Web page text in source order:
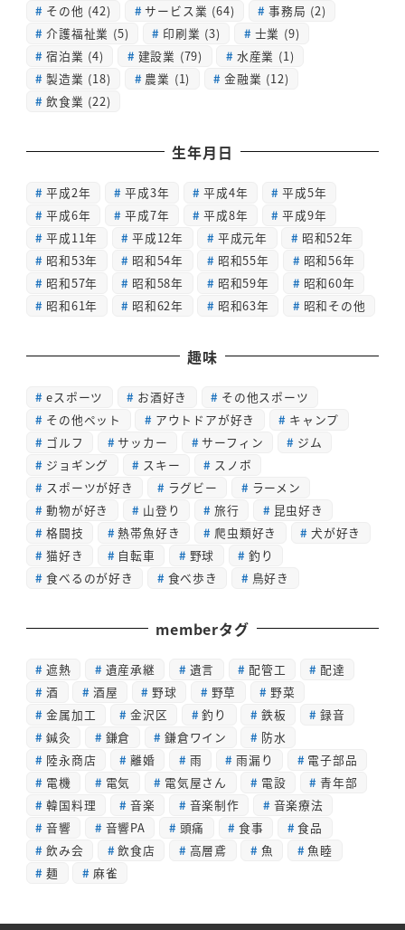
その他 (42) サービス業 (64) 事務局 (2)
介護福祉業 (5) 印刷業 (3) 士業 (9)
宿泊業 (4) 建設業 (79) 水産業 (1)
製造業 (18) 農業 (1) 金融業 (12)
飲食業 (22)
生年月日
平成2年 平成3年 平成4年
平成5年
平成6年
平成7年 平成8年
平成9年
平成11年
平成12年 平成元年
昭和52年
昭和53年
昭和54年 昭和55年
昭和56年
昭和57年
昭和58年 昭和59年
昭和60年
昭和61年
昭和62年 昭和63年 昭和その他
趣味
eスポーツ お酒好き
その他スポーツ
その他ペット
アウトドアが好き
キャンプ
ゴルフ
サッカー サーフィン
ジム
ジョギング
スキー
スノボ
スポーツが好き
ラグビー
ラーメン
動物が好き
山登り 旅行
昆虫好き
格闘技
熱帯魚好き 爬虫類好き
犬が好き
猫好き
自転車 野球
釣り
食べるのが好き
食べ歩き 鳥好き
memberタグ
遮熱 遺産承継 遺言 配管工
配達
酒
酒屋 野球 野草
野菜
金属加工
金沢区 釣り 鉄板
録音
鍼灸
鎌倉 鎌倉ワイン
防水
陸永商店
離婚 雨 雨漏り
電子部品
電機
電気 電気屋さん 電設
青年部
韓国料理
音楽 音楽制作
音楽療法
音響
音響PA 頭痛 食事
食品
飲み会
飲食店 高層鳶 魚
魚睦
麺
麻雀